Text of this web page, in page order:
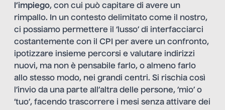
l’impiego, con cui può capitare di avere un
rimpallo. In un contesto delimitato come il nostro,
ci possiamo permettere il ‘lusso’ di interfacciarci
costantemente con il CPI per avere un confronto,
ipotizzare insieme percorsi e valutare indirizzi
nuovi, ma non è pensabile farlo, o almeno farlo
allo stesso modo, nei grandi centri. Si rischia così
l’invio da una parte all’altra delle persone, ‘mio’ o
‘tuo’, facendo trascorrere i mesi senza attivare dei